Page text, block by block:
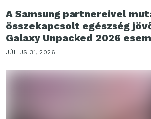
A Samsung partnereivel
összekapcsolt egészség
Galaxy Unpacked 2026
JÚLIUS 31, 2026